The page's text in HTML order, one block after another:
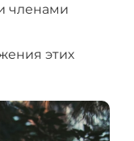
членами
этих